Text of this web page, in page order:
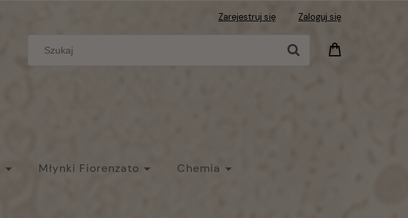
Zarejestruj się Zaloguj się
Młynki Fiorenzato Chemia